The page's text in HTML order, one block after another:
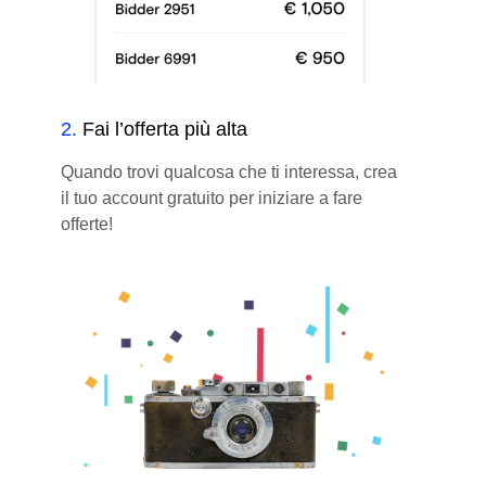
2. Fai l’offerta più alta
Quando trovi qualcosa che ti interessa, crea
il tuo account gratuito per iniziare a fare
offerte!